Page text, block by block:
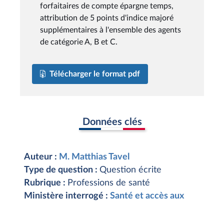
forfaitaires de compte épargne temps,
attribution de 5 points d'indice majoré
supplémentaires à l'ensemble des agents
de catégorie A, B et C.
Télécharger le format pdf
Données clés
Auteur : M. Matthias Tavel
Type de question : Question écrite
Rubrique : Professions de santé
Ministère interrogé : Santé et accès aux